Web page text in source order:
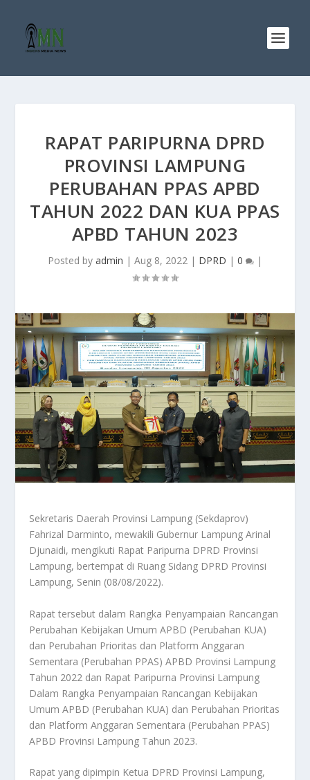
RAPAT PARIPURNA DPRD
PROVINSI LAMPUNG
PERUBAHAN PPAS APBD
TAHUN 2022 DAN KUA PPAS
APBD TAHUN 2023
Posted by admin | Aug 8, 2022 | DPRD | 0 |
Sekretaris Daerah Provinsi Lampung (Sekdaprov)
Fahrizal Darminto, mewakili Gubernur Lampung Arinal
Djunaidi, mengikuti Rapat Paripurna DPRD Provinsi
Lampung, bertempat di Ruang Sidang DPRD Provinsi
Lampung, Senin (08/08/2022).
Rapat tersebut dalam Rangka Penyampaian Rancangan
Perubahan Kebijakan Umum APBD (Perubahan KUA)
dan Perubahan Prioritas dan Platform Anggaran
Sementara (Perubahan PPAS) APBD Provinsi Lampung
Tahun 2022 dan Rapat Paripurna Provinsi Lampung
Dalam Rangka Penyampaian Rancangan Kebijakan
Umum APBD (Perubahan KUA) dan Perubahan Prioritas
dan Platform Anggaran Sementara (Perubahan PPAS)
APBD Provinsi Lampung Tahun 2023.
Rapat yang dipimpin Ketua DPRD Provinsi Lampung,